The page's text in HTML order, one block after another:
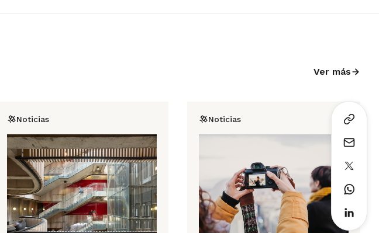
Ver más
Noticias Noticias